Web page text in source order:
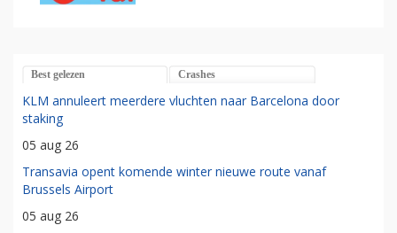
Best gelezen Crashes
KLM annuleert meerdere vluchten naar Barcelona door
staking
05 aug 26
Transavia opent komende winter nieuwe route vanaf
Brussels Airport
05 aug 26